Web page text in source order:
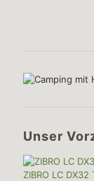
Unser
ZIBRO LC